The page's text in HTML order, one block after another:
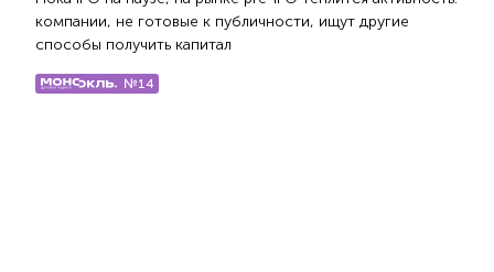
компании, не готовые к публичности, ищут другие
способы получить капитал
№14